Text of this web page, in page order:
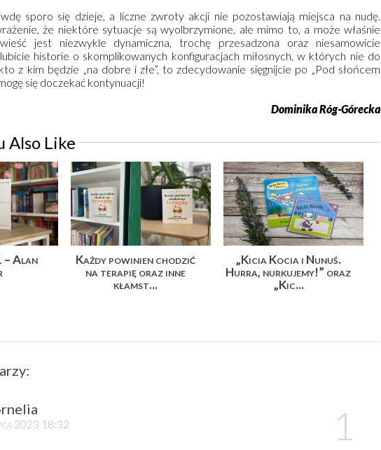
sporo się dzieje, a liczne zwroty akcji nie pozostawiają miejsca na nudę.
że niektóre sytuacje są wyolbrzymione, ale mimo to, a może właśnie
jest niezwykle dynamiczna, trochę przesadzona oraz niesamowicie
historie o skomplikowanych konfiguracjach miłosnych, w których nie do
z kim będzie „na dobre i złe”, to zdecydowanie sięgnijcie po „Pod słońcem
się doczekać kontynuacji!
Dominika Róg-Górecka
Also Like
– Alan
Każdy powinien chodzić
na terapię oraz inne
kłamst...
„Kicia Kocia i Nunuś.
Hurra, nurkujemy!” oraz
„Kic...
2023 18:32